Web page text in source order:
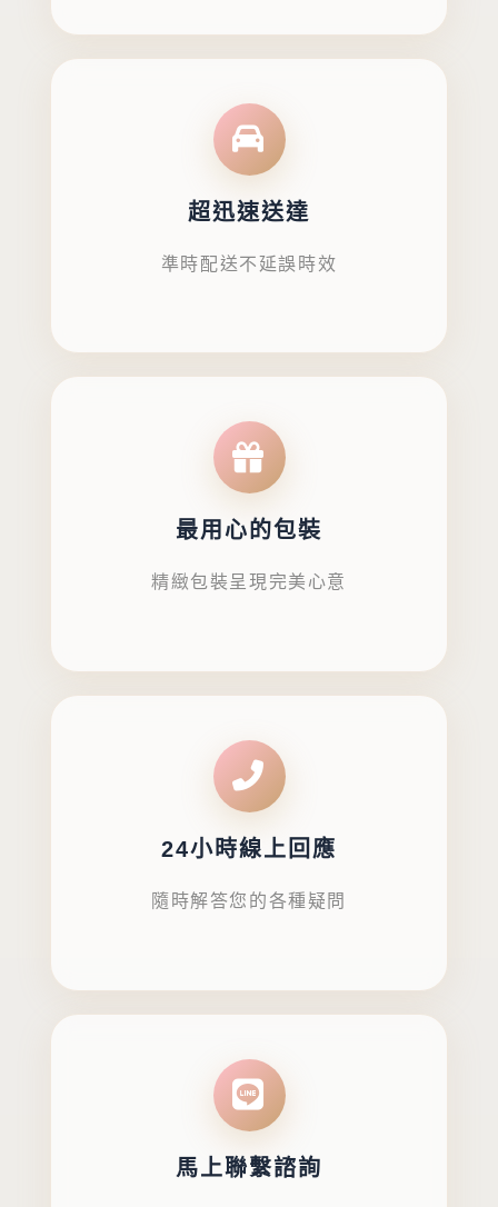
超迅速送達
準時配送不延誤時效
最用心的包裝
精緻包裝呈現完美心意
24小時線上回應
隨時解答您的各種疑問
馬上聯繫諮詢